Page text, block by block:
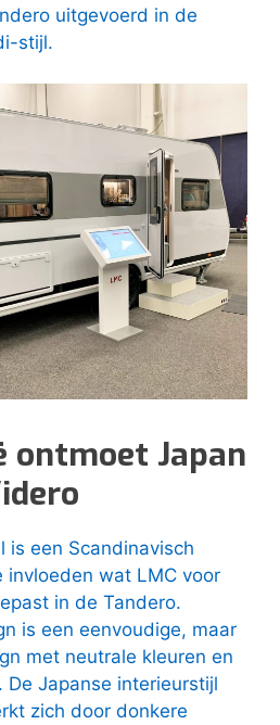
uitgevoerd in de
stijl.
ontmoet Japan
is een Scandinavisch
invloeden wat LMC voor
in de Tandero.
is een eenvoudige, maar
met neutrale kleuren en
Japanse interieurstijl
zich door donkere